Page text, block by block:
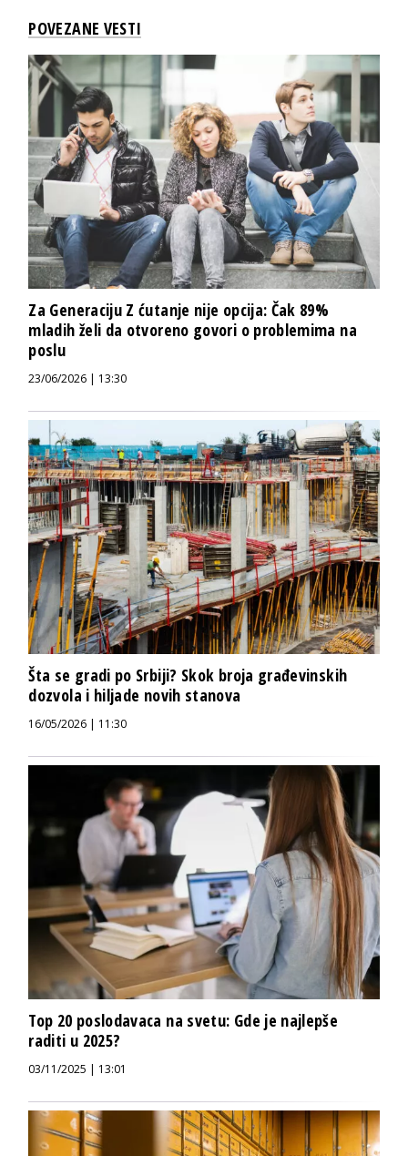
POVEZANE VESTI
Za Generaciju Z ćutanje nije opcija: Čak 89%
mladih želi da otvoreno govori o problemima na
poslu
23/06/2026 | 13:30
Šta se gradi po Srbiji? Skok broja građevinskih
dozvola i hiljade novih stanova
16/05/2026 | 11:30
Top 20 poslodavaca na svetu: Gde je najlepše
raditi u 2025?
03/11/2025 | 13:01